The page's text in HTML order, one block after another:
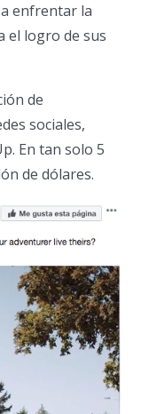
enfrentar la
el logro de sus
de
sociales,
En tan solo 5
de dólares.